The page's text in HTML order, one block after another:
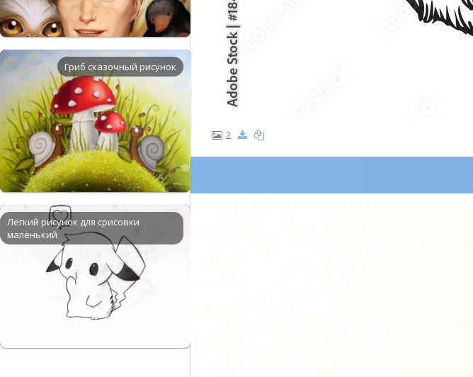
Гриб сказочный рисунок
Легкий рисунок для срисовки
маленький
2